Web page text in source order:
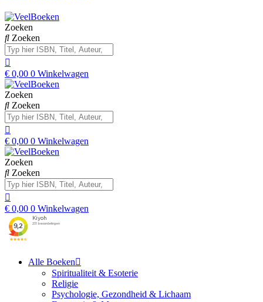
Zoeken
Zoeken
€ 0,00 0 Winkelwagen
Zoeken
Zoeken
€ 0,00 0 Winkelwagen
Zoeken
Zoeken
€ 0,00 0 Winkelwagen
Alle Boeken
Spiritualiteit & Esoterie
Religie
Psychologie, Gezondheid & Lichaam